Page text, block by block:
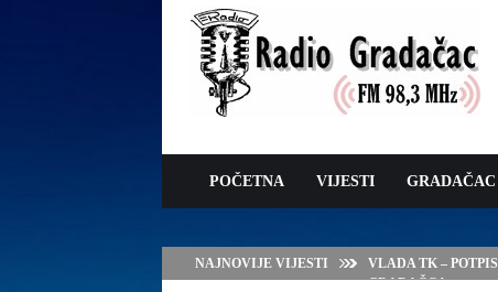
POČETNA VIJESTI GRADAČAC
NAJNOVIJE VIJESTI
VLADA TK –
GRADAČCA